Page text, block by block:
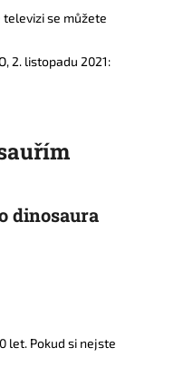
televizi se můžete
2. listopadu 2021:
dinosaura
let. Pokud si nejste